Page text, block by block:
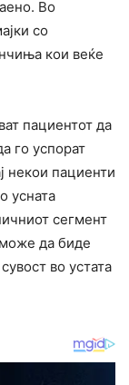
Во
со
кои веќе
пациентот да
го успорат
некои пациенти
усната
сегмент
може да биде
во устата